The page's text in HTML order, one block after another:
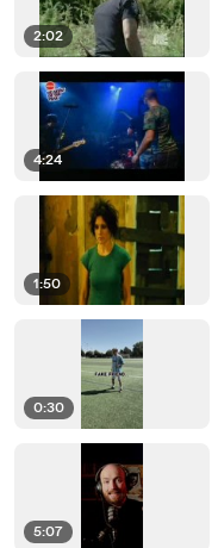
2:02
4:24
1:50
0:30
5:07